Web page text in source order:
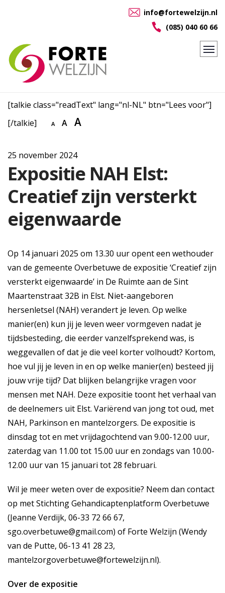
info@fortewelzijn.nl
(085) 040 60 66
[talkie class="readText" lang="nl-NL" btn="Lees voor"]
[/talkie]
A A A
25 november 2024
Expositie NAH Elst:
Creatief zijn versterkt
eigenwaarde
Op 14 januari 2025 om 13.30 uur opent een wethouder
van de gemeente Overbetuwe de expositie ‘Creatief zijn
versterkt eigenwaarde’ in De Ruimte aan de Sint
Maartenstraat 32B in Elst. Niet-aangeboren
hersenletsel (NAH) verandert je leven. Op welke
manier(en) kun jij je leven weer vormgeven nadat je
tijdsbesteding, die eerder vanzelfsprekend was, is
weggevallen of dat je die veel korter volhoudt? Kortom,
hoe vul jij je leven in en op welke manier(en) besteed jij
jouw vrije tijd? Dat blijken belangrijke vragen voor
mensen met NAH. Deze expositie toont het verhaal van
de deelnemers uit Elst. Variërend van jong tot oud, met
NAH, Parkinson en mantelzorgers. De expositie is
dinsdag tot en met vrijdagochtend van 9.00-12.00 uur,
zaterdag van 11.00 tot 15.00 uur en zondags van 10.00-
12.00 uur van 15 januari tot 28 februari.
Wil je meer weten over de expositie? Neem dan contact
op met Stichting Gehandicaptenplatform Overbetuwe
(Jeanne Verdijk, 06-33 72 66 67,
sgo.overbetuwe@gmail.com) of Forte Welzijn (Wendy
van de Putte, 06-13 41 28 23,
mantelzorgoverbetuwe@fortewelzijn.nl).
Over de expositie